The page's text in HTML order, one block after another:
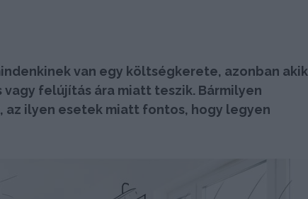
van egy költségkerete, azonban akik
felújítás ára miatt teszik. Bármilyen
az ilyen esetek miatt fontos, hogy legyen